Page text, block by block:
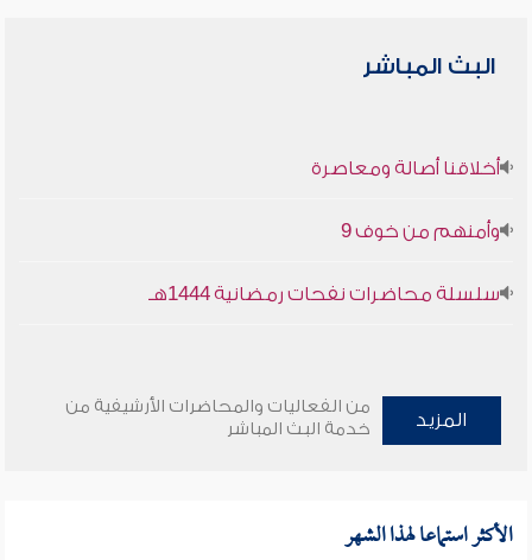
البث المباشر
أخلاقنا أصالة ومعاصرة
وأمنهم من خوف 9
سلسلة محاضرات نفحات رمضانية 1444هـ
المزيد
من الفعاليات والمحاضرات الأرشيفية من
خدمة البث المباشر
الأكثر استماعا لهذا الشهر